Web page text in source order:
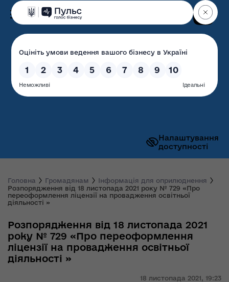
Налаштування
доступності
Волинська обласна
державна адміністрація
Головна Громадянам
Інформація для оприлюднення
Розпорядження від 18 листопада 2021 року № 729 «Про
переоформлення ліцензії на провадження освітньої
діяльності »
18 листопада 2021, 19:23
Розпорядження від 18 листопада 2021
року № 729 «Про переоформлення
ліцензії на провадження освітньої
діяльності »